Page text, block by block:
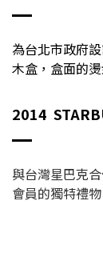
為台北市政府
木盒，盒面的
2014
與台灣星巴克
會員的獨特禮物